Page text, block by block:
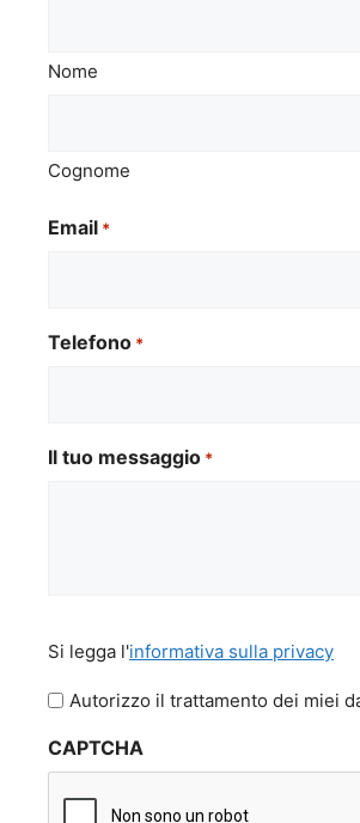
Nome
Cognome
Email *
Telefono *
Il tuo messaggio *
legga
l'informativa
privacy
Si legga l'informativa sulla privacy
Autorizzo il trattamento dei miei
CAPTCHA